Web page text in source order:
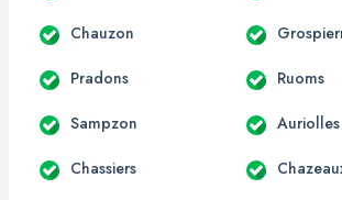
Chauzon
Pradons Ruoms
Sampzon Auriolles
Chassiers